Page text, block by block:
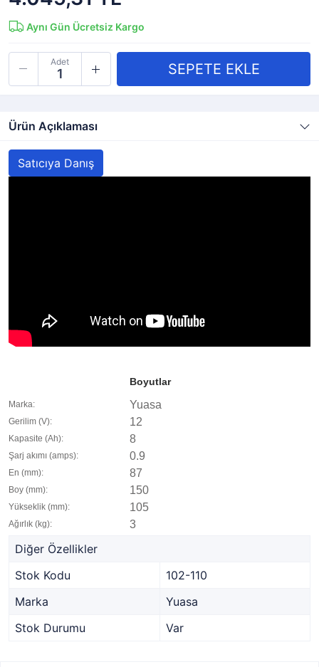
Aynı Gün Ücretsiz Kargo
Adet
Ürün Açıklaması
Satıcıya Danış
Boyutlar
Marka: Yuasa
Gerilim (V): 12
Kapasite (Ah): 8
Şarj akımı (amps): 0.9
En (mm): 87
Boy (mm): 150
Yükseklik (mm): 105
Ağırlık (kg): 3
Diğer Özellikler
Stok Kodu
102-110
Marka
Yuasa
Stok Durumu
Var